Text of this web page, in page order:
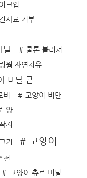
크업
사료 거부
닐
쿨톤 블러셔
웜 자연치유
비닐 끈
고양이 비만
양
지
기 고양이
천
고양이 츄르 비닐